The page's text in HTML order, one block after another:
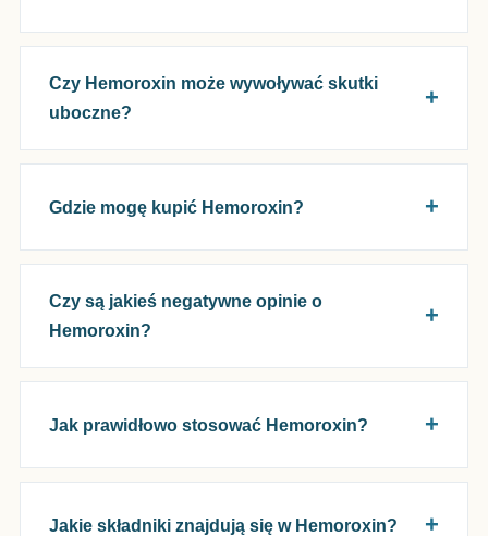
Czy Hemoroxin może wywoływać skutki
uboczne?
Gdzie mogę kupić Hemoroxin?
Czy są jakieś negatywne opinie o
Hemoroxin?
Jak prawidłowo stosować Hemoroxin?
Jakie składniki znajdują się w Hemoroxin?